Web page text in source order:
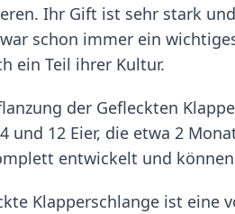
Ihr Gift ist sehr stark
schon immer ein
ein Teil ihrer Kultur.
der Gefleckten
und 12 Eier, die etwa 2
entwickelt und
Klapperschlange ist eine